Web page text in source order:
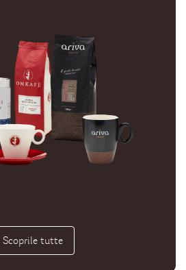
Scoprile tutte